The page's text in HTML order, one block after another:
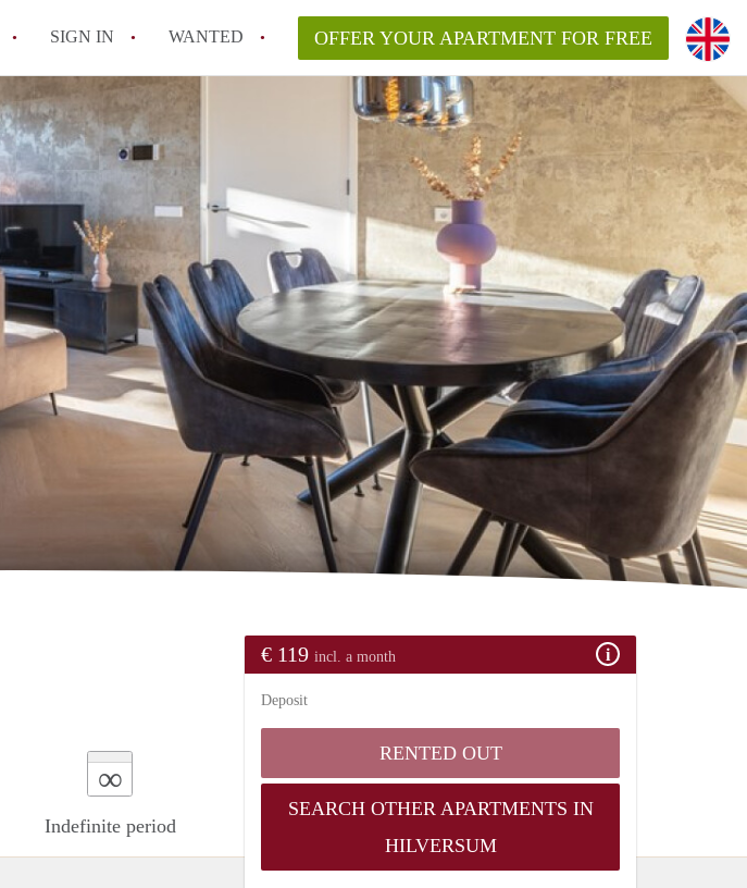
SIGN IN WANTED OFFER YOUR APARTMENT FOR FREE
∞
Indefinite period
€ 119 incl. a month
Deposit
RENTED OUT
SEARCH OTHER APARTMENTS IN
HILVERSUM